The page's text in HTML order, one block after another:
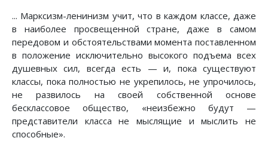
... Марксизм-ленинизм учит, что в каждом классе, даже
в наиболее просвещенной стране, даже в самом
передовом и обстоятельствами момента поставленном
в положение исключительно высокого подъема всех
душевных сил, всегда есть — и, пока существуют
классы, пока полностью не укрепилось, не упрочилось,
не развилось на своей собственной основе
бесклассовое общество, «неизбежно будут —
представители класса не мыслящие и мыслить не
способные».